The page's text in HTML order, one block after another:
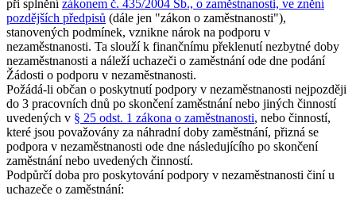
při splněnízákonem č. 435/2004 Sb., o zaměstnanosti, ve znění
pozdějších předpisů (dále jen "zákon o zaměstnanosti"),
stanovených podmínek, vznikne nárok na podporu v
nezaměstnanosti. Ta slouží k finančnímu překlenutí nezbytné doby
nezaměstnanosti a náleží uchazeči o zaměstnání ode dne podání
Žádosti o podporu v nezaměstnanosti.
Požádá-li občan o poskytnutí podpory v nezaměstnanosti nejpozději
do 3 pracovních dnů po skončení zaměstnání nebo jiných činností
uvedených v § 25 odst. 1 zákona o zaměstnanosti, nebo činností,
které jsou považovány za náhradní doby zaměstnání, přizná se
podpora v nezaměstnanosti ode dne následujícího po skončení
zaměstnání nebo uvedených činností.
Podpůrčí doba pro poskytování podpory v nezaměstnanosti činí u
uchazeče o zaměstnání: